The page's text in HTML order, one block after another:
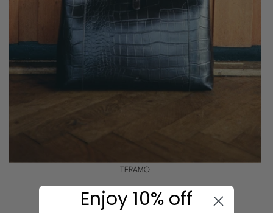
TERAMO
Enjoy 10% off